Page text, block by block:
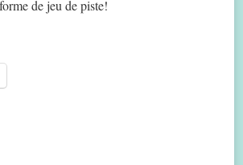
de jeu de piste!